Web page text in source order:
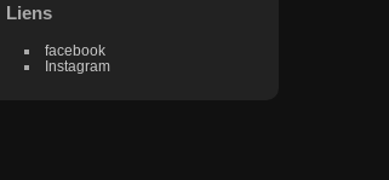
Liens
facebook
Instagram